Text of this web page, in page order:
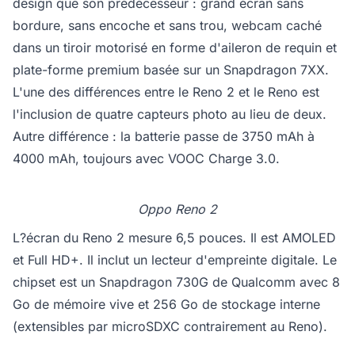
bordure, sans encoche et sans trou, webcam caché
dans un tiroir motorisé en forme d'aileron de requin et
plate-forme premium basée sur un Snapdragon 7XX.
L'une des différences entre le Reno 2 et le Reno est
l'inclusion de quatre capteurs photo au lieu de deux.
Autre différence : la batterie passe de 3750 mAh à
4000 mAh, toujours avec VOOC Charge 3.0.
Oppo Reno 2
L?écran du Reno 2 mesure 6,5 pouces. Il est AMOLED
et Full HD+. Il inclut un lecteur d'empreinte digitale. Le
chipset est un Snapdragon 730G de Qualcomm avec 8
Go de mémoire vive et 256 Go de stockage interne
(extensibles par microSDXC contrairement au Reno).